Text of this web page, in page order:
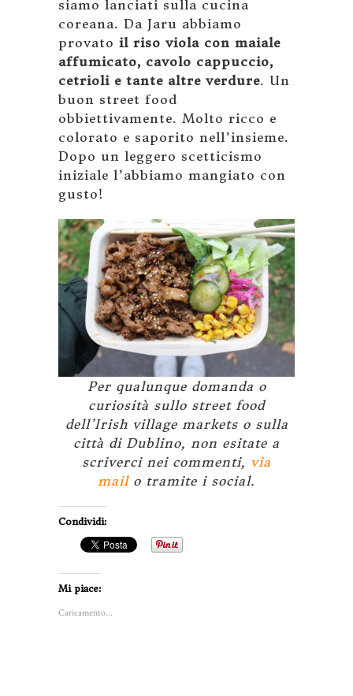
siamo lanciati sulla cucina
coreana. Da Jaru abbiamo
provato il riso viola con maiale
affumicato, cavolo cappuccio,
cetrioli e tante altre verdure. Un
buon street food
obbiettivamente. Molto ricco e
colorato e saporito nell’insieme.
Dopo un leggero scetticismo
iniziale l’abbiamo mangiato con
gusto!
Per qualunque domanda o
curiosità sullo street food
dell’Irish village markets o sulla
città di Dublino, non esitate a
scriverci nei commenti, via
mail o tramite i social.
Condividi:
Mi piace:
Caricamento...